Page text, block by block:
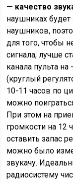
— качество
наушниках будет
наушников,
для того, чтобы
сигнала, лучше
канала пульта
(круглый
10-11 часов по
можно
При этом на
громкости на 12
оставить запас
можно было
звукачу.
радиосистему